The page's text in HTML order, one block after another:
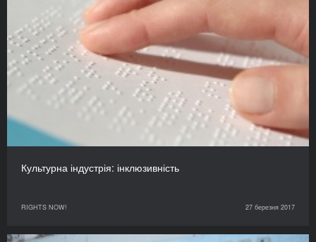
Культурна індустрія: інклюзивність
RIGHTS NOW! 27 березня 2017